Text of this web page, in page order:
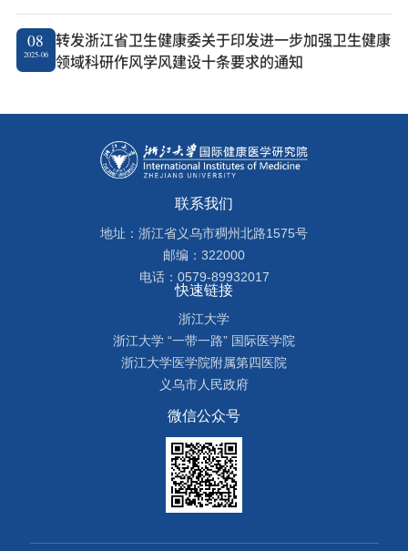
08
2025-06
转发浙江省卫生健康委关于印发进一步加强卫生健康
领域科研作风学风建设十条要求的通知
联系我们
地址：浙江省义乌市稠州北路1575号
邮编：322000
电话：0579-89932017
快速链接
浙江大学
浙江大学 “一带一路” 国际医学院
浙江大学医学院附属第四医院
义乌市人民政府
微信公众号